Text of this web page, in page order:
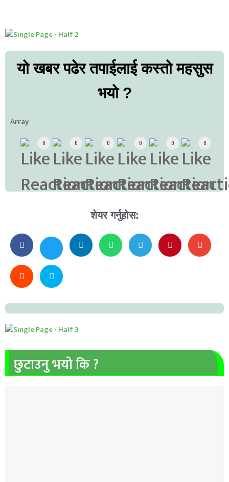
यो खबर पढेर तपाईलाई कस्तो महसुस
भयो ?
Array
0 0 0 0 0 0
शेयर गर्नुहोस:
छुटाउनु भयो कि ?